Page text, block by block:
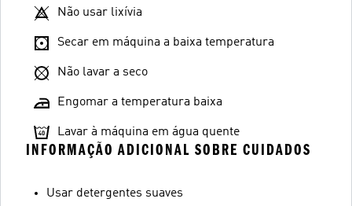
Não usar lixívia
Secar em máquina a baixa temperatura
Não lavar a seco
Engomar a temperatura baixa
Lavar à máquina em água quente
INFORMAÇÃO ADICIONAL SOBRE CUIDADOS
Usar detergentes suaves